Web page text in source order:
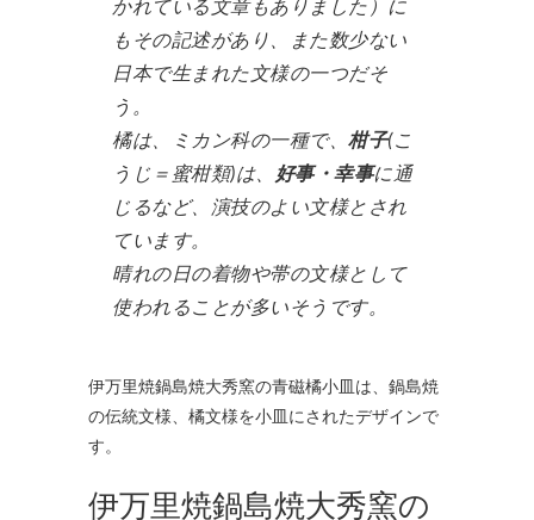
かれている文章もありました）に
もその記述があり、また数少ない
日本で生まれた文様の一つだそ
う。
橘は、ミカン科の一種で、 柑子(こ
うじ＝蜜柑類)は、 好事・幸事に通
じるなど、演技のよい文様とされ
ています。
晴れの日の着物や帯の文様として
使われることが多いそうです。
伊万里焼鍋島焼大秀窯の青磁橘小皿は、鍋島焼
の伝統文様、橘文様を小皿にされたデザインで
す。
伊万里焼鍋島焼大秀窯の